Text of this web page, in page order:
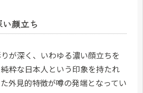
顔立ち
が深く、いわゆる濃い顔立ちを
粋な日本人という印象を持たれ
外見的特徴が噂の発端となってい